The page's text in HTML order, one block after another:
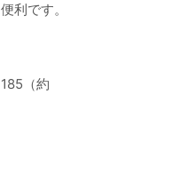
利です。
（約